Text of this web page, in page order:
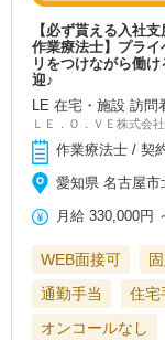
【必ず貰える入社
作業療法士】プラ
リをつけながら働
迎♪
LE 在宅・施設 訪問
ＬＥ．Ｏ．ＶＥ株式会社
作業療法士 / 契
愛知県 名古屋
月給 330,000円
WEB面接可
通勤手当
住宅
オンコールなし